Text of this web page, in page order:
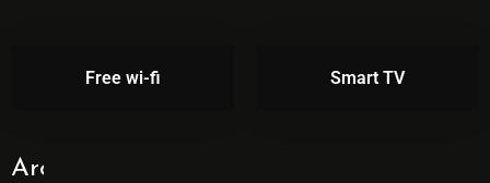
Free wi-fi Smart TV
Around The Hotel